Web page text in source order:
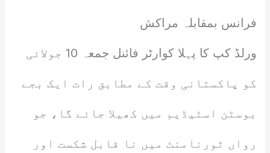
فرانس بمقابلہ مراکش
ورلڈ کپ کا پہلا کوارٹر فائنل جمعہ 10 جولائی
کو پاکستانی وقت کے مطابق رات ایک بجے
بوسٹن اسٹیڈیم میں کھیلا جائے گا، جو
رواں ٹورنامنٹ میں نا قابل شکست اور